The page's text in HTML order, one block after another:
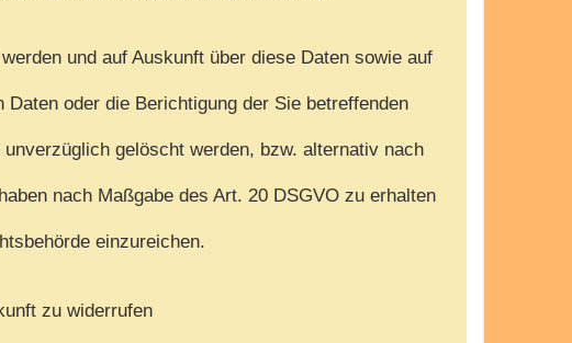
und auf Auskunft über diese Daten sowie auf
oder die Berichtigung der Sie betreffenden
gelöscht werden, bzw. alternativ nach
nach Maßgabe des Art. 20 DSGVO zu erhalten
einzureichen.
zu widerrufen